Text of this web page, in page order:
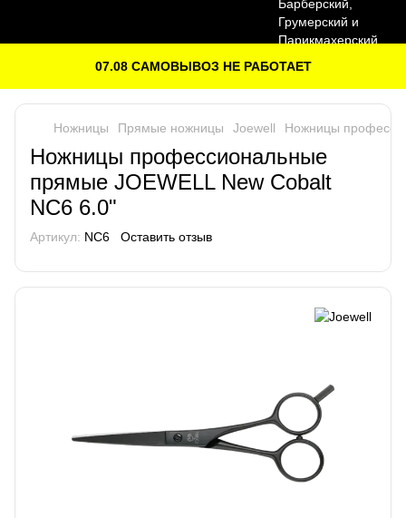
07.08 САМОВЫВОЗ НЕ РАБОТАЕТ
Ножницы Прямые ножницы Joewell Ножницы
Ножницы профессиональные
прямые JOEWELL New Cobalt
NC6 6.0"
Артикул: NC6 Оставить отзыв